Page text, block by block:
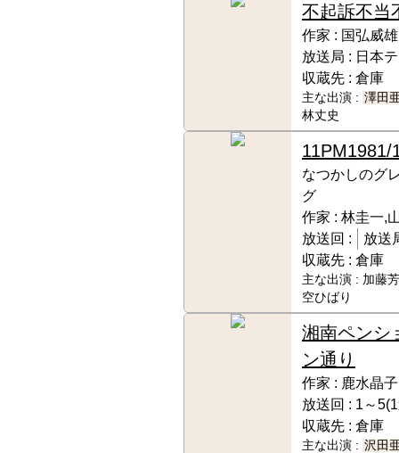
不起訴不当
作家 : 国弘威雄
放送局 : 日本
収蔵先 : 倉庫
主な出演 : 澤田
林丈史
11PM1981/
なつかしのグ
グ
作家 : 林圭一,
放送回 :
放送
収蔵先 : 倉庫
主な出演 : 加藤
空ひばり
湘南ペンシ
ン通り
作家 : 鹿水晶子
放送回 : 1～
収蔵先 : 倉庫
主な出演 : 沢田